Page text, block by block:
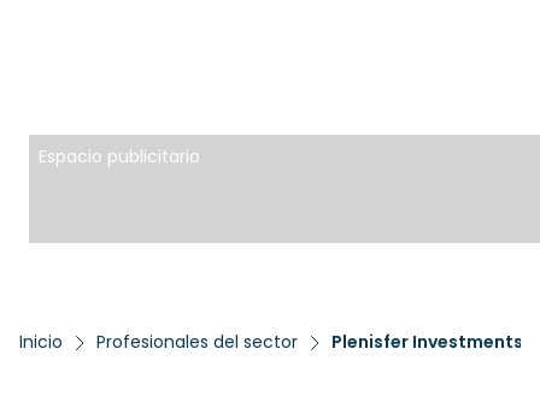
Espacio publicitario
Inicio Profesionales del sector Plenisfer Investments